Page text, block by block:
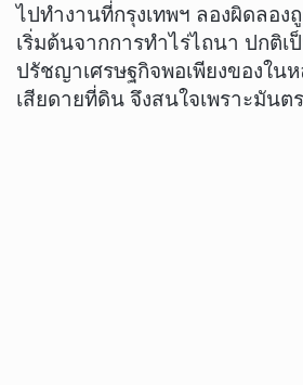
ไปทำงานที่กรุงเทพฯ ลองผิดลอ
เริ่มต้นจากการทำไร่ไถนา ปกติ
ปรัชญาเศรษฐกิจพอเพียงของใ
เสียดายที่ดิน จึงสนใจเพราะมัน